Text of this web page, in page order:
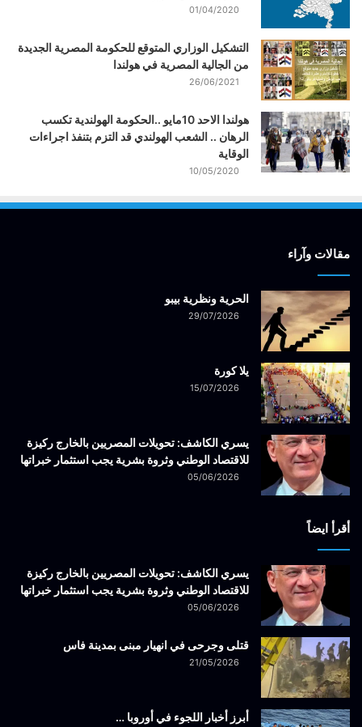
01/04/2020
التشكيل الوزاري المتوقع للحكومة المصرية الجديدة
من الجالية المصرية في هولندا
26/06/2021
هولندا الاحد 10مايو ..الحكومة الهولندية تكسب
الرهان .. الشعب الهولندي قد التزم بتنفذ اجراءات
الوقاية
10/05/2020
مقالات وآراء
الحرية ونظرية بيبو
29/07/2026
يلا كورة
15/07/2026
يسري الكاشف: تحويلات المصريين بالخارج ركيزة
للاقتصاد الوطني وثروة بشرية يجب استثمار خبراتها
05/06/2026
أقرأ ايضاً
يسري الكاشف: تحويلات المصريين بالخارج ركيزة
للاقتصاد الوطني وثروة بشرية يجب استثمار خبراتها
05/06/2026
قتلى وجرحى في انهيار مبنى بمدينة فاس
21/05/2026
أبرز أخبار اللجوء في أوروبا …